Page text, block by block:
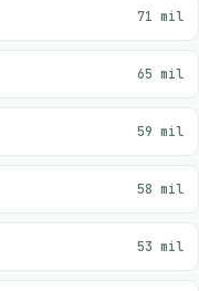
71 mil
65 mil
59 mil
58 mil
53 mil